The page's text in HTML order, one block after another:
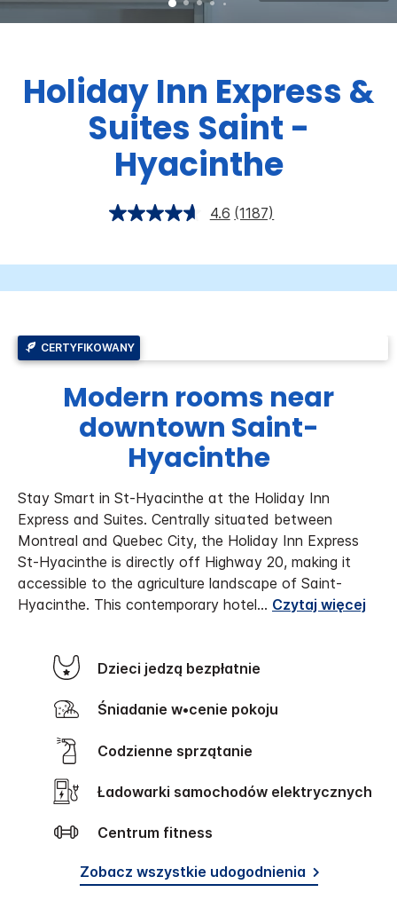
Holiday Inn Express &
Suites Saint -
Hyacinthe
4.6 (1187)
CERTYFIKOWANY
Modern rooms near
downtown Saint-
Hyacinthe
Stay Smart in St-Hyacinthe at the Holiday Inn
Express and Suites. Centrally situated between
Montreal and Quebec City, the Holiday Inn Express
St-Hyacinthe is directly off Highway 20, making it
accessible to the agriculture landscape of Saint-
Hyacinthe. This contemporary hotel... Czytaj więcej
Dzieci jedzą bezpłatnie
Śniadanie w•cenie pokoju
Codzienne sprzątanie
Ładowarki samochodów elektrycznych
Centrum fitness
Zobacz wszystkie udogodnienia